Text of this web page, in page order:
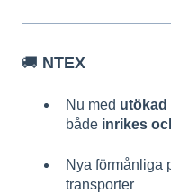
🚚 NTEX
Nu med utökad
både inrikes
Nya förmånliga
transporter